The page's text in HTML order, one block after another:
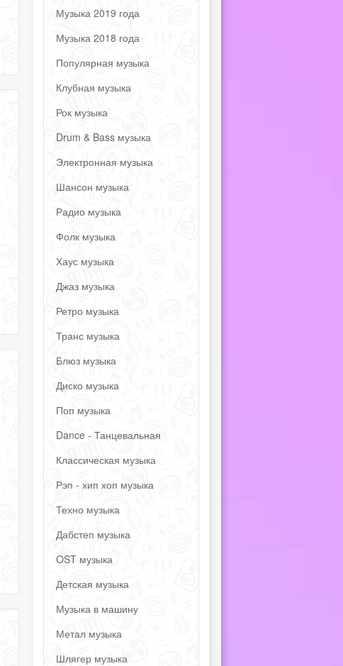
Музыка 2019 года
Музыка 2018 года
Популярная музыка
Клубная музыка
Рок музыка
Drum & Bass музыка
Электронная музыка
Шансон музыка
Радио музыка
Фолк музыка
Хаус музыка
Джаз музыка
Ретро музыка
Транс музыка
Блюз музыка
Диско музыка
Поп музыка
Dance - Танцевальная
Классическая музыка
Рэп - хип хоп музыка
Техно музыка
Дабстеп музыка
OST музыка
Детская музыка
Музыка в машину
Метал музыка
Шлягер музыка